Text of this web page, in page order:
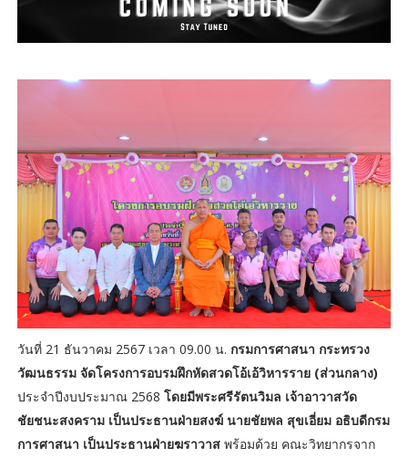
วันที่ 21 ธันวาคม 2567 เวลา 09.00 น. กรมการศาสนา กระทรวง
วัฒนธรรม จัดโครงการอบรมฝึกหัดสวดโอ้เอ้วิหารราย (ส่วนกลาง)
ประจำปีงบประมาณ 2568 โดยมีพระศรีรัตนวิมล เจ้าอาวาสวัด
ชัยชนะสงคราม เป็นประธานฝ่ายสงฆ์ นายชัยพล สุขเอี่ยม อธิบดีกรม
การศาสนา เป็นประธานฝ่ายฆราวาส พร้อมด้วย คณะวิทยากรจาก